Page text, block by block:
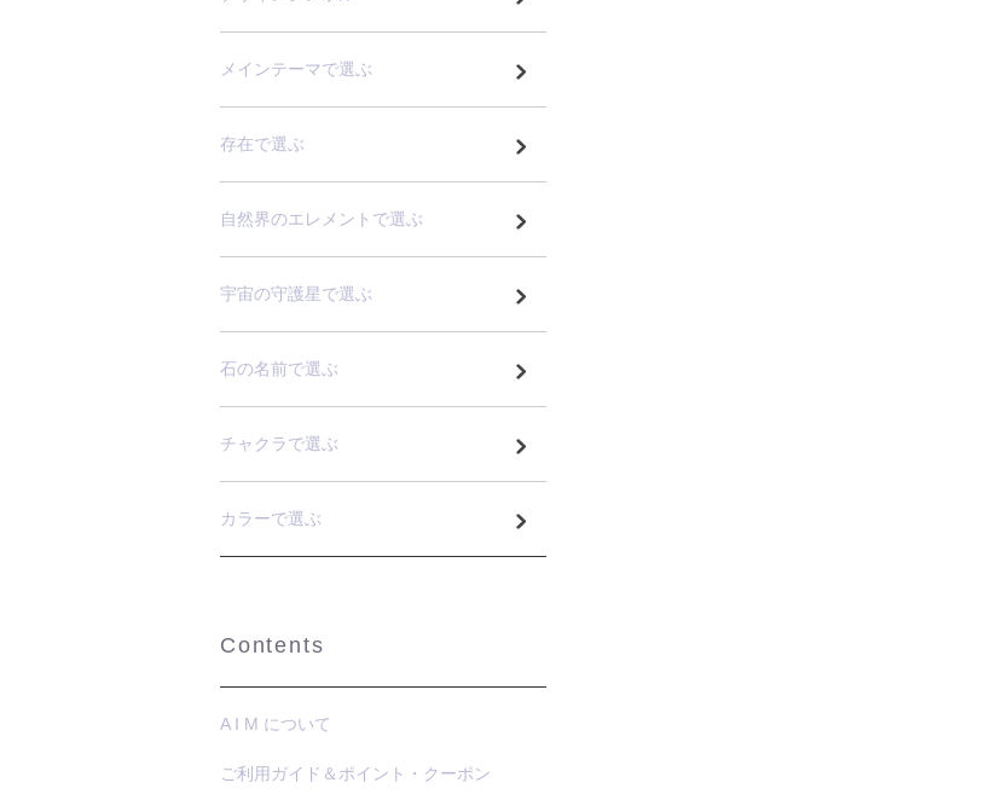
メインテーマで選ぶ
存在で選ぶ
自然界のエレメントで選ぶ
宇宙の守護星で選ぶ
石の名前で選ぶ
チャクラで選ぶ
カラーで選ぶ
Contents
A I M について
ご利用ガイド＆ポイント・クーポン